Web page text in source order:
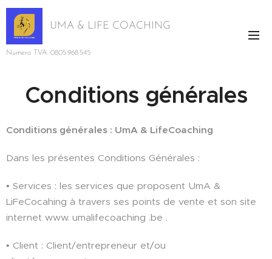
UMA & LIFE COACHING
Numero TVA: 0805.968.545
Conditions générales
Conditions générales : UmA & LifeCoaching
Dans les présentes Conditions Générales :
• Services : les services que proposent UmA &
LiFeCocahing à travers ses points de vente et son site
internet www. umalifecoaching .be .
• Client : Client/entrepreneur et/ou